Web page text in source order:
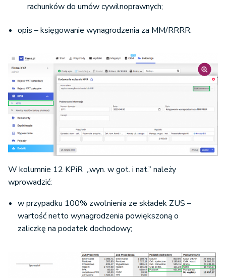
rachunków do umów cywilnoprawnych;
opis – księgowanie wynagrodzenia za MM/RRRR.
W kolumnie 12 KPiR „wyn. w got. i nat.” należy
wprowadzić:
w przypadku 100% zwolnienia ze składek ZUS –
wartość netto wynagrodzenia powiększoną o
zaliczkę na podatek dochodowy;